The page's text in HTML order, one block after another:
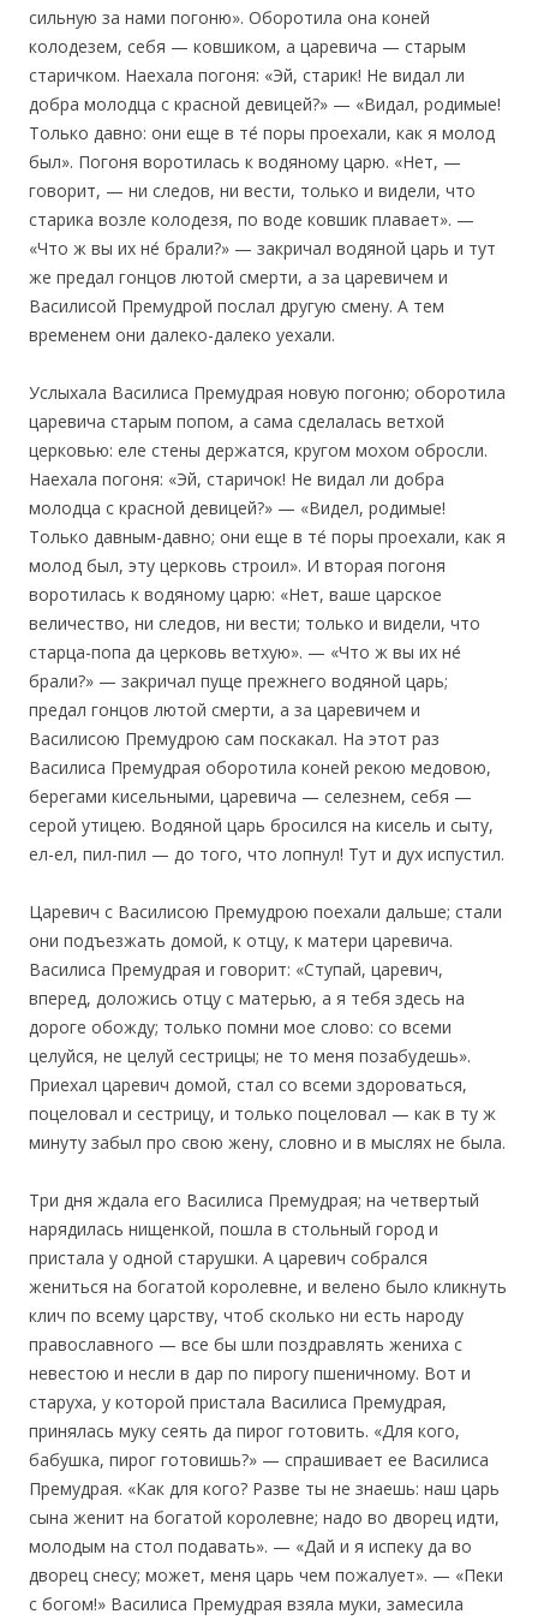
сильную за нами погоню». Оборотила она коней
колодезем, себя — ковшиком, а царевича — старым
старичком. Наехала погоня: «Эй, старик! Не видал ли
добра молодца с красной девицей?» — «Видал, родимые!
Только давно: они еще в те́ поры проехали, как я молод
был». Погоня воротилась к водяному царю. «Нет, —
говорит, — ни следов, ни вести, только и видели, что
старика возле колодезя, по воде ковшик плавает». —
«Что ж вы их не́ брали?» — закричал водяной царь и тут
же предал гонцов лютой смерти, а за царевичем и
Василисой Премудрой послал другую смену. А тем
временем они далеко-далеко уехали.
Услыхала Василиса Премудрая новую погоню; оборотила
царевича старым попом, а сама сделалась ветхой
церковью: еле стены держатся, кругом мохом обросли.
Наехала погоня: «Эй, старичок! Не видал ли добра
молодца с красной девицей?» — «Видел, родимые!
Только давным-давно; они еще в те́ поры проехали, как я
молод был, эту церковь строил». И вторая погоня
воротилась к водяному царю: «Нет, ваше царское
величество, ни следов, ни вести; только и видели, что
старца-попа да церковь ветхую». — «Что ж вы их не́
брали?» — закричал пуще прежнего водяной царь;
предал гонцов лютой смерти, а за царевичем и
Василисою Премудрою сам поскакал. На этот раз
Василиса Премудрая оборотила коней рекою медовою,
берегами кисельными, царевича — селезнем, себя —
серой утицею. Водяной царь бросился на кисель и сыту,
ел-ел, пил-пил — до того, что лопнул! Тут и дух испустил.
Царевич с Василисою Премудрою поехали дальше; стали
они подъезжать домой, к отцу, к матери царевича.
Василиса Премудрая и говорит: «Ступай, царевич,
вперед, доложись отцу с матерью, а я тебя здесь на
дороге обожду; только помни мое слово: со всеми
целуйся, не целуй сестрицы; не то меня позабудешь».
Приехал царевич домой, стал со всеми здороваться,
поцеловал и сестрицу, и только поцеловал — как в ту ж
минуту забыл про свою жену, словно и в мыслях не была.
Три дня ждала его Василиса Премудрая; на четвертый
нарядилась нищенкой, пошла в стольный город и
пристала у одной старушки. А царевич собрался
жениться на богатой королевне, и велено было кликнуть
клич по всему царству, чтоб сколько ни есть народу
православного — все бы шли поздравлять жениха с
невестою и несли в дар по пирогу пшеничному. Вот и
старуха, у которой пристала Василиса Премудрая,
принялась муку сеять да пирог готовить. «Для кого,
бабушка, пирог готовишь?» — спрашивает ее Василиса
Премудрая. «Как для кого? Разве ты не знаешь: наш царь
сына женит на богатой королевне; надо во дворец идти,
молодым на стол подавать». — «Дай и я испеку да во
дворец снесу; может, меня царь чем пожалует». — «Пеки
с богом!» Василиса Премудрая взяла муки, замесила